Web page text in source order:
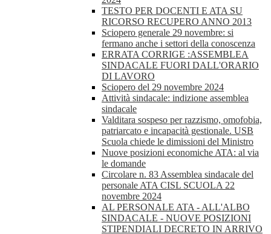
TESTO PER DOCENTI E ATA SU
RICORSO RECUPERO ANNO 2013
Sciopero generale 29 novembre: si
fermano anche i settori della conoscenza
ERRATA CORRIGE :ASSEMBLEA
SINDACALE FUORI DALL'ORARIO
DI LAVORO
Sciopero del 29 novembre 2024
Attività sindacale: indizione assemblea
sindacale
Valditara sospeso per razzismo, omofobia,
patriarcato e incapacità gestionale. USB
Scuola chiede le dimissioni del Ministro
Nuove posizioni economiche ATA: al via
le domande
Circolare n. 83 Assemblea sindacale del
personale ATA CISL SCUOLA 22
novembre 2024
AL PERSONALE ATA - ALL'ALBO
SINDACALE - NUOVE POSIZIONI
STIPENDIALI DECRETO IN ARRIVO